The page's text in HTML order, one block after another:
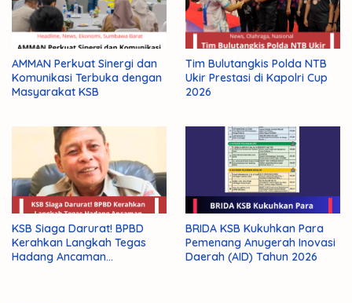
AMMAN Perkuat Sinergi dan
Komunikasi Terbuka dengan
Masyarakat KSB
Tim Bulutangkis Polda NTB
Ukir Prestasi di Kapolri Cup
2026
KSB Siaga Darurat! BPBD
Kerahkan Langkah Tegas
Hadang Ancaman
BRIDA KSB Kukuhkan Para
Pemenang Anugerah Inovasi
Daerah (AID) Tahun 2026